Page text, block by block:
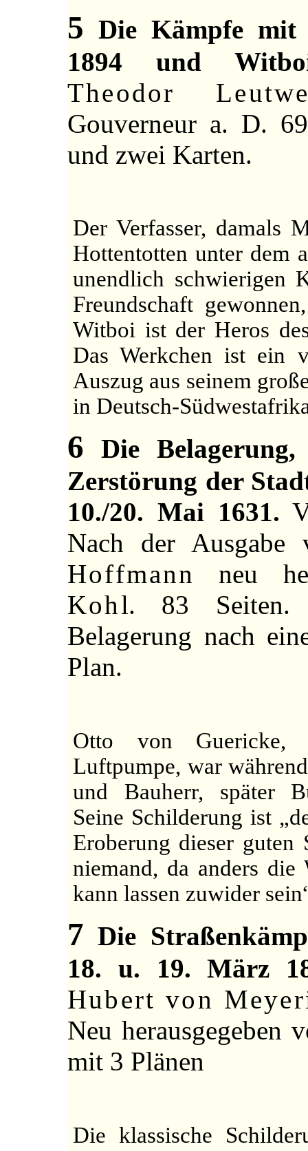
5 Die Kämpfe
1894 und
Theodor
Gouverneur a. D.
und zwei Karten.
Der Verfasser, damals
Hottentotten unter dem
unendlich schwierigen
Freundschaft
Witboi ist der Heros
Das Werkchen ist ein
Auszug aus seinem
in Deutsch-
6 Die
Zerstörung der
10./20. Mai 1631.
Nach der
Hoffmann neu
Kohl. 83 Seiten.
Belagerung nach
Plan.
Otto von Guericke,
Luftpumpe, war
und Bauherr, später
Seine Schilderung ist
Eroberung dieser guten
niemand, da anders
kann lassen zuwider
7 Die
18. u. 19. März
Hubert von
Neu herausgegeben
mit 3 Plänen
Die klassische